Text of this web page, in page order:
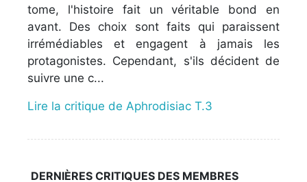
tome, l'histoire fait un véritable bond en
avant. Des choix sont faits qui paraissent
irrémédiables et engagent à jamais les
protagonistes. Cependant, s'ils décident de
suivre une c...
Lire la critique de Aphrodisiac T.3
DERNIÈRES CRITIQUES DES MEMBRES